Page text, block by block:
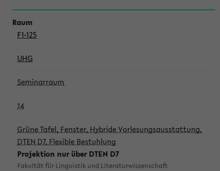
F1-125
UHG
Seminarraum
14
Grüne Tafel, Fenster, Hybride Vorlesungsausstattung,
DTEN D7, Flexible Bestuhlung
Projektion nur über DTEN D7
Fakultät für Linguistik und Literaturwissenschaft